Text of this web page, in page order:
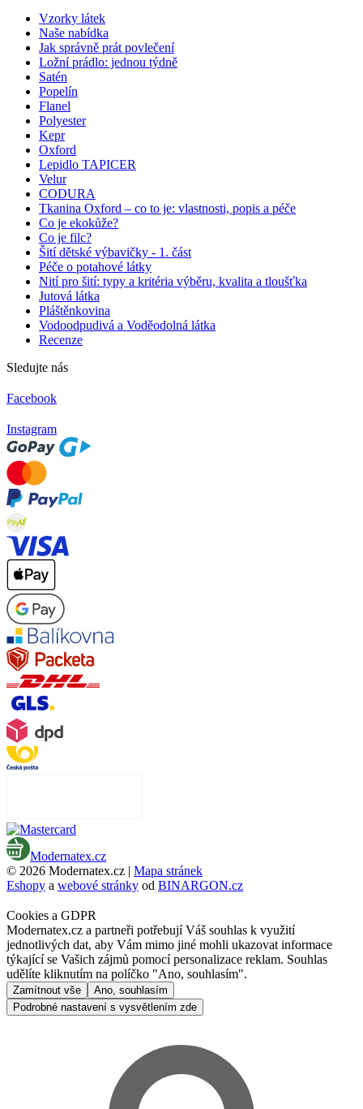
Vzorky látek
Naše nabídka
Jak správně prát povlečení
Ložní prádlo: jednou týdně
Satén
Popelín
Flanel
Polyester
Kepr
Oxford
Lepidlo TAPICER
Velur
CODURA
Tkanina Oxford – co to je: vlastnosti, popis a péče
Co je ekokůže?
Co je filc?
Šití dětské výbavičky - 1. část
Péče o potahové látky
Nití pro šití: typy a kritéria výběru, kvalita a tloušťka
Jutová látka
Pláštěnkovina
Vodoodpudivá a Voděodolná látka
Recenze
Sledujte nás
Facebook
Instagram
Modernatex.cz
© 2026 Modernatex.cz | Mapa stránek
Eshopy a webové stránky od BINARGON.cz
Cookies a GDPR
Modernatex.cz a partneři potřebují Váš souhlas k využití
jednotlivých dat, aby Vám mimo jiné mohli ukazovat informace
týkající se Vašich zájmů pomocí personalizace reklam. Souhlas
udělíte kliknutím na políčko "Ano, souhlasím".
Zamítnout vše
Ano, souhlasím
Podrobné nastavení s vysvětlením zde